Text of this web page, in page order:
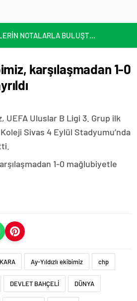
KÜLTÜRLERİN NOTALARLA BULUŞTUĞU YER: MİMOZA’M KAFE’DE DOSTLUK RÜZGARI!
karşılaşmadan 1-0
UEFA Uluslar B Ligi 3. Grup ilk
Sivas 4 Eylül Stadyumu’nda
1-0 mağlubiyetle
Ay-Yıldızlı ekibimiz chp
DEVLET BAHÇELİ DÜNYA